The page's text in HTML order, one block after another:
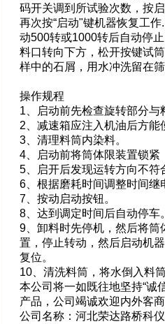
码开关调到所试验次数，按
再次按“启动"键机器恢复工
动500转或1000转后自动停
料口转向下方，松开按键试
样中的石屑，用水冲洗留在
操作规程
1、启动前先检查旋转部分
2、减速箱应注入机油后方
3、清理料筒内染料。
4、启动前将筒体限装置锁紧
5、启开后发现运转方向不
6、根据磨耗时间调整时间
7、按动启动按钮。
8、达到调定时间后自动停车
9、卸料时先停机，然后将
置，停止转动，然后启动机
复位。
10、清洗料筒，将水倒入料
本公司将一如既往地坚持“诚
产品，公司竭诚欢迎内外客
公司名称：河北荣达路桥科